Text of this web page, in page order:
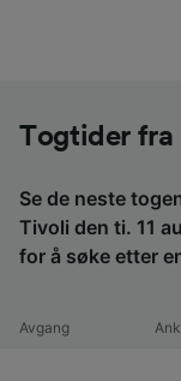
Togtider fra
Se de neste
Tivoli den ti. 11
for å søke etter
Avgang